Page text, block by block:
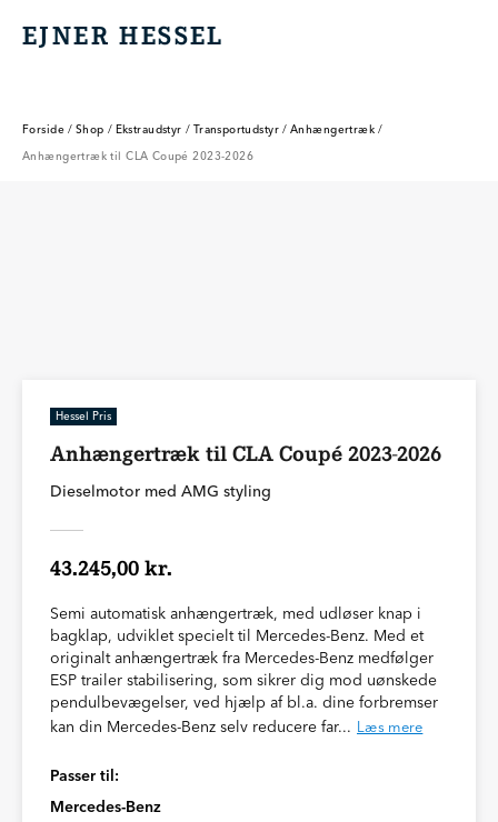
EJNER HESSEL
EJNER HESSEL
Forside / Shop / Ekstraudstyr / Transportudstyr / Anhængertræk /
Anhængertræk til CLA Coupé 2023-2026
Hessel Pris
Anhængertræk til CLA Coupé 2023-2026
Dieselmotor med AMG styling
43.245,00 kr.
Semi automatisk anhængertræk, med udløser knap i
bagklap, udviklet specielt til Mercedes-Benz. Med et
originalt anhængertræk fra Mercedes-Benz medfølger
ESP trailer stabilisering, som sikrer dig mod uønskede
pendulbevægelser, ved hjælp af bl.a. dine forbremser
kan din Mercedes-Benz selv reducere far... Læs mere
Passer til:
Mercedes-Benz